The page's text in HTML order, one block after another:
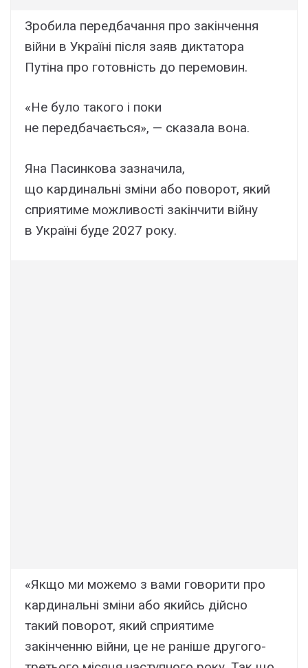
Зробила передбачання про закінчення
війни в Україні після заяв диктатора
Путіна про готовність до перемовин.
«Не було такого і поки
не передбачається», — сказала вона.
Яна Пасинкова зазначила,
що кардинальні зміни або поворот, який
сприятиме можливості закінчити війну
в Україні буде 2027 року.
«Якщо ми можемо з вами говорити про
кардинальні зміни або якийсь дійсно
такий поворот, який сприятиме
закінченню війни, це не раніше другого-